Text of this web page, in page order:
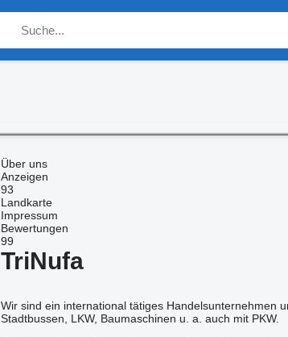
Über uns
Anzeigen
93
Landkarte
Impressum
Bewertungen
99
TriNufa
Wir sind ein international tätiges Handelsunternehmen
Stadtbussen, LKW, Baumaschinen u. a. auch mit PKW.